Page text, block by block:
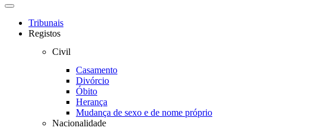
Toggle
navigationTribunais
Registos
Civil
Casamento
Divórcio
Óbito
Herança
Mudança de sexo e de nome próprio
Nacionalidade